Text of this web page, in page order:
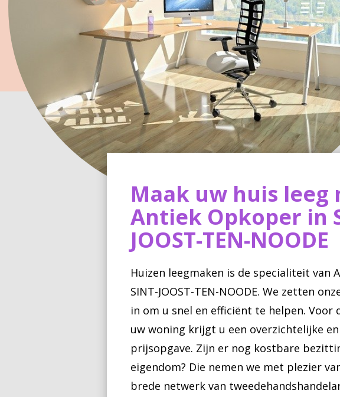
Maak uw huis leeg
Antiek Opkoper in
JOOST-TEN-NOODE
Huizen leegmaken is de specialiteit van
SINT-JOOST-TEN-NOODE. We zetten
in om u snel en efficiënt te helpen. Voor
uw woning krijgt u een overzichtelijke
prijsopgave. Zijn er nog kostbare
eigendom? Die nemen we met plezier
brede netwerk van